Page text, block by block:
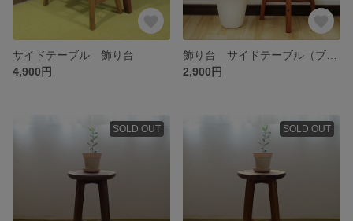
サイドテーブル 飾り台
4,900円
2,900円
SOLD OUT SOLD OUT